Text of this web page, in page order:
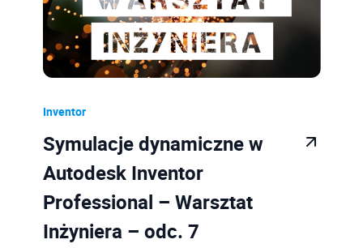
Inventor
Symulacje dynamiczne w
Autodesk Inventor
Professional – Warsztat
Inżyniera – odc. 7